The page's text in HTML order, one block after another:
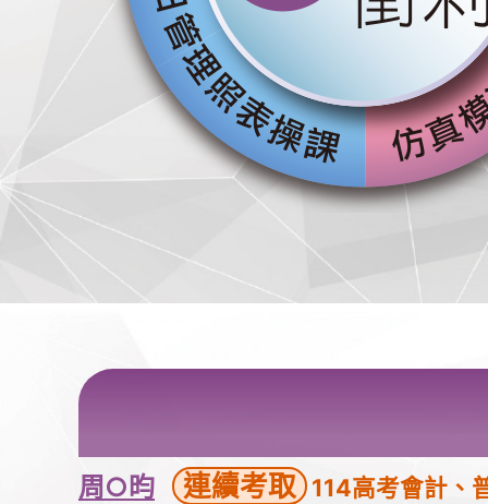
周○昀 連續考取 114高考會計、